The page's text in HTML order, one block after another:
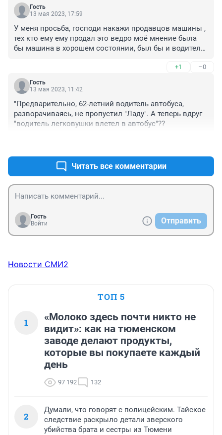
Гость
13 мая 2023, 17:59
У меня просьба, господи накажи продавцов машины ,
тех кто ему ему продал это ведро моё мнение была
бы машина в хорошем состоянии, был бы и водитель
+1 –0
Гость
13 мая 2023, 11:42
"Предварительно, 62-летний водитель автобуса,
разворачиваясь, не пропустил "Ладу". А теперь вдруг
"водитель легковушки влетел в автобус"??
Читать все комментарии
Гость
Войти
Отправить
Новости СМИ2
ТОП 5
1
«Молоко здесь почти никто не
видит»: как на тюменском
заводе делают продукты,
которые вы покупаете каждый
день
97 192 132
2
Думали, что говорят с полицейским. Тайское
следствие раскрыло детали зверского
убийства брата и сестры из Тюмени